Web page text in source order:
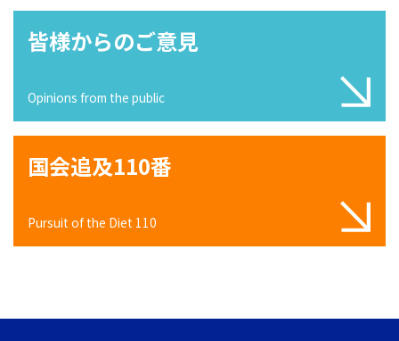
皆様からのご意見
Opinions from the public
国会追及110番
Pursuit of the Diet 110